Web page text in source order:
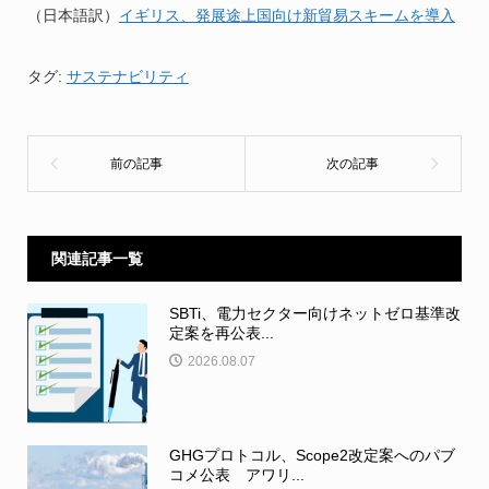
（日本語訳） イギリス、発展途上国向け新貿易スキームを導入
タグ: サステナビリティ
関連記事一覧
SBTi、電力セクター向けネットゼロ基準改
定案を再公表...
2026.08.07
GHGプロトコル、Scope2改定案へのパブ
コメ公表 アワリ...